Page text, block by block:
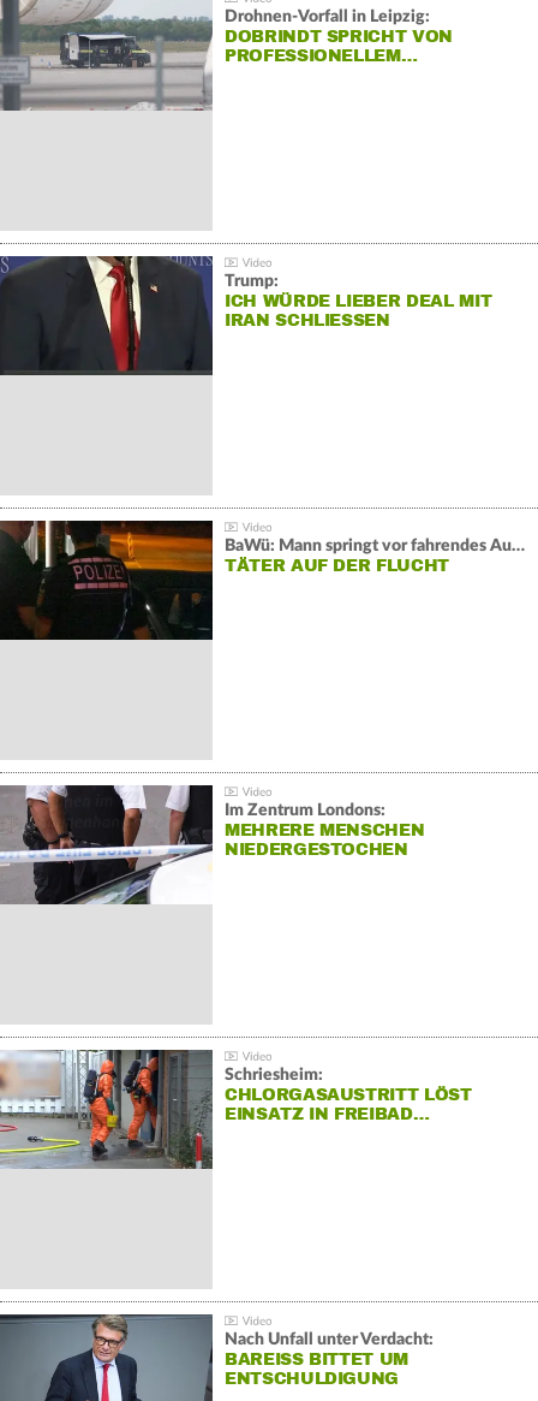
Drohnen-Vorfall in Leipzig:
DOBRINDT SPRICHT VON
PROFESSIONELLEM…
Trump:
ICH WÜRDE LIEBER DEAL MIT
IRAN SCHLIESSEN
BaWü: Mann springt vor fahrendes Auto und schießt
TÄTER AUF DER FLUCHT
Im Zentrum Londons:
MEHRERE MENSCHEN
NIEDERGESTOCHEN
Schriesheim:
CHLORGASAUSTRITT LÖST
EINSATZ IN FREIBAD…
Nach Unfall unter Verdacht:
BAREISS BITTET UM E
NTSCHULDIGUNG